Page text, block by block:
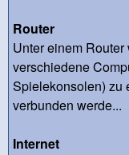
Router
Unter einem
verschiedene
Spielekonsolen) zu
verbunden werde...
Internet